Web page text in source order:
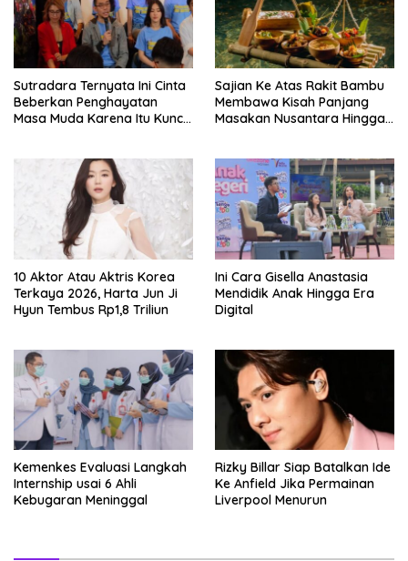
Sutradara Ternyata Ini Cinta
Beberkan Penghayatan
Masa Muda Karena Itu Kunci
Sajian Ke Atas Rakit Bambu
Membawa Kisah Panjang
Masakan Nusantara Hingga
10 Aktor Atau Aktris Korea
Terkaya 2026, Harta Jun Ji
Hyun Tembus Rp1,8 Triliun
Ini Cara Gisella Anastasia
Mendidik Anak Hingga Era
Digital
Kemenkes Evaluasi Langkah
Internship usai 6 Ahli
Kebugaran Meninggal
Rizky Billar Siap Batalkan Ide
Ke Anfield Jika Permainan
Liverpool Menurun